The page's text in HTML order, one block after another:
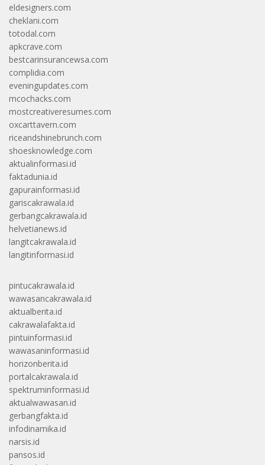
eldesigners.com
cheklani.com
totodal.com
apkcrave.com
bestcarinsurancewsa.com
complidia.com
eveningupdates.com
mcochacks.com
mostcreativeresumes.com
oxcarttavern.com
riceandshinebrunch.com
shoesknowledge.com
aktualinformasi.id
faktadunia.id
gapurainformasi.id
gariscakrawala.id
gerbangcakrawala.id
helvetianews.id
langitcakrawala.id
langitinformasi.id
pintucakrawala.id
wawasancakrawala.id
aktualberita.id
cakrawalafakta.id
pintuinformasi.id
wawasaninformasi.id
horizonberita.id
portalcakrawala.id
spektruminformasi.id
aktualwawasan.id
gerbangfakta.id
infodinamika.id
narsis.id
pansos.id